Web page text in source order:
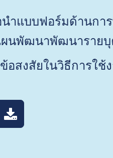
นำแบบฟอร์มด้านก
ผนพัฒนาพัฒนาราย
อสงสัยในวิธีการใช้